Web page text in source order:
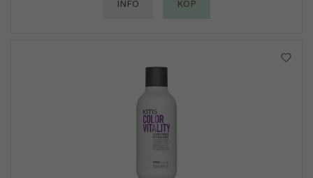
INFO KÖP